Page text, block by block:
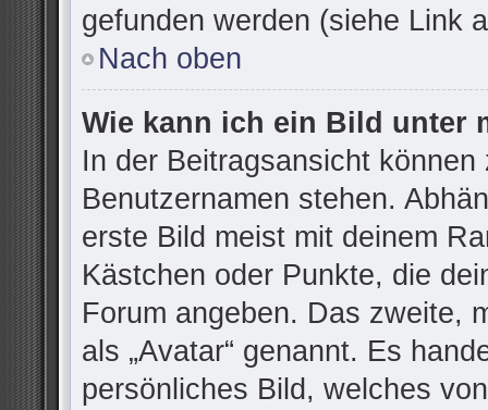
gefunden werden (siehe Link
Nach oben
Wie kann ich ein Bild unter
In der Beitragsansicht
Benutzernamen stehen.
erste Bild meist mit deinem
Kästchen oder Punkte, die
Forum angeben. Das zweite,
als „Avatar“ genannt. Es
persönliches Bild, welches